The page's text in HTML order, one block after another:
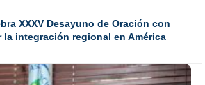
XXXV Desayuno de Oración con
la integración regional en América